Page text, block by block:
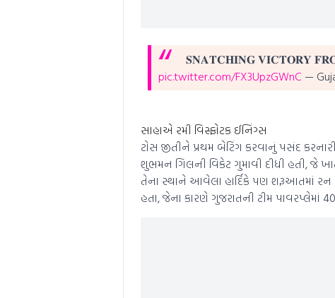
𝐒𝐍𝐀𝐓𝐂𝐇𝐈𝐍𝐆 𝐕𝐈𝐂𝐓𝐎𝐑𝐘
pic.twitter.com/FX3UpzGWnC —
સાહાએ રમી વિસ્ફોટક ઈનિંગ્સ
ટોસ જીતીને પ્રથમ બેટિંગ કરવાનું પસંદ
શુભમન ગિલની વિકેટ ગુમાવી દીધી હતી, જે
તેના સ્થાને આવેલા હાર્દિકે પણ શરૂઆતમાં રન
હતા, જેના કારણે ગુજરાતની ટીમ પાવરપ્લેમાં